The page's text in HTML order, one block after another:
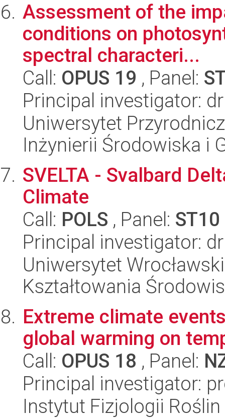
Assessment of the
conditions on
spectral characteri...
Call: OPUS 19 , Panel:
Principal investigator:
Uniwersytet
Inżynierii Środowiska i
SVELTA - Svalbard
Climate
Call: POLS , Panel: ST10
Principal investigator:
Uniwersytet
Kształtowania
Extreme climate
global warming on
Call: OPUS 18 , Panel:
Principal investigator:
Instytut Fizjologii